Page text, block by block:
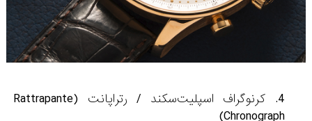
4. کرنوگراف اسپلیت‌سکند / رتراپانت (Rattrapante
Chronograph)